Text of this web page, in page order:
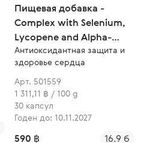
Пищевая добавка -
Complex with Selenium,
Lycopene and Alpha-
lipoic Acid
Антиоксидантная защита и
здоровье сердца
Арт. 501559
1 311,11 ฿ / 100 g
30 капсул
Годен до: 10.11.2027
590 ฿ 16.9 б